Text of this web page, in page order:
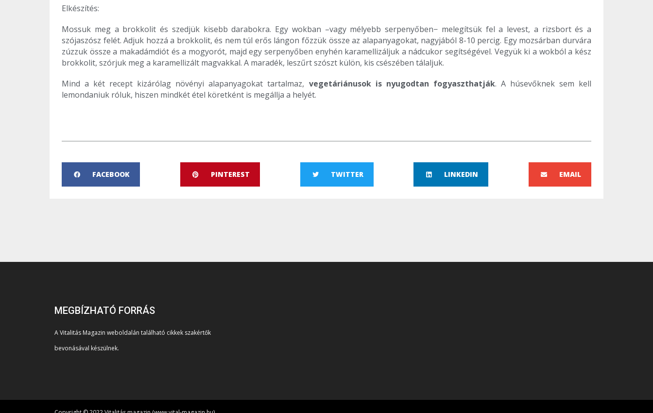
Elkészítés:
Mossuk meg a brokkolit és szedjük kisebb darabokra. Egy wokban –vagy mélyebb serpenyőben− melegítsük fel a levest, a rizsbort és a
szójaszósz felét. Adjuk hozzá a brokkolit, és nem túl erős lángon főzzük össze az alapanyagokat, nagyjából 8-10 percig. Egy mozsárban durvára
zúzzuk össze a makadámdiót és a mogyorót, majd egy serpenyőben enyhén karamellizáljuk a nádcukor segítségével. Vegyük ki a wokból a kész
brokkolit, szórjuk meg a karamellizált magvakkal. A maradék, leszűrt szószt külön, kis csészében tálaljuk.
Mind a két recept kizárólag növényi alapanyagokat tartalmaz, vegetáriánusok is nyugodtan fogyaszthatják. A húsevőknek sem kell
lemondaniuk róluk, hiszen mindkét étel köretként is megállja a helyét.
FACEBOOK PINTEREST TWITTER LINKEDIN EMAIL
MEGBÍZHATÓ FORRÁS
A Vitalitás Magazin weboldalán található cikkek szakértők
bevonásával készülnek.